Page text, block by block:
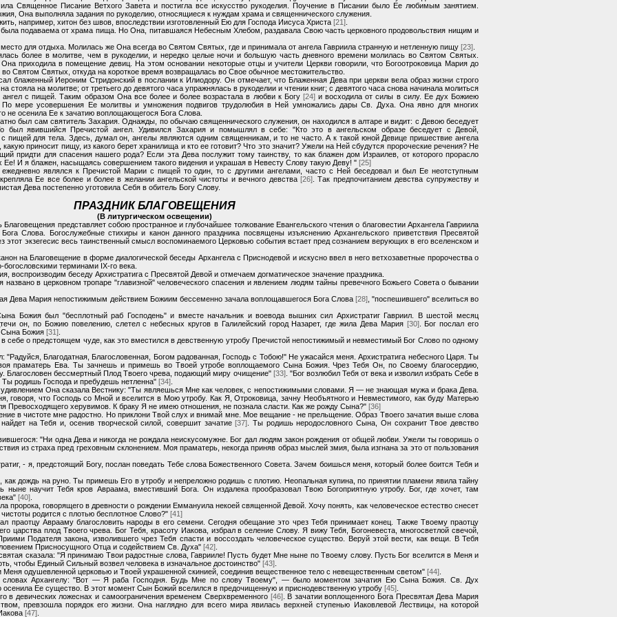
Священное Писание Ветхого Завета и постигла все искусство рукоделия. Поучение в Писании было Ее любимым занятием.
Она выполняла задания по рукоделию, относящиеся к нуждам храма и священнического служения.
например, хитон без швов, впоследствии изготовленный Ею для Господа Иисуса Христа [21]
подаваема от храма пища. Но Она, питавшаяся Небесным Хлебом, раздавала Свою часть церковного продовольствия нищим и
для отдыха. Молилась же Она всегда во Святом Святых, где и принимала от ангела Гавриила странную и нетленную пищу [23]
более в молитве, чем в рукоделии, и нередко целые ночи и большую часть дневного времени молилась во Святом Святых.
Она приходила в помещение девиц. На этом основании некоторые отцы и учители Церкви говорили, что Богоотроковица Мария до
Святом Святых, откуда на короткое время возвращалась во Свое обычное местожительство.
блаженный Иероним Стридонский в послании к Илиодору. Он отмечает, что Блаженная Дева при церкви вела образ жизни строго
стояла на молитве; от третьего до девятого часа упражнялась в рукоделии и чтении книг; с девятого часа снова начинала молиться
с пищей. Таким образом Она все более и более возрастала в любви к Богу [24]и восходила от силы в силу. Ее дух Божиею
По мере усовершения Ее молитвы и умножения подвигов трудолюбия в Ней умножались дары Св. Духа. Она явно для многих
не осенила Ее к зачатию воплощающегося Бога Слова.
был сам святитель Захария. Однажды, по обычаю священнического служения, он находился в алтаре и видит: с Девою беседует
явившийся Пречистой ангел. Удивился Захария и помышлял в себе: "Кто это в ангельском образе беседует с Девой,
пищей для тела. Здесь, думал он, ангелы являются одним священникам, и то не часто. А к такой юной Девице пришествие ангела
приносит пищу, из какого берет хранилища и кто ее готовит? Что это значит? Ужели на Ней сбудутся пророческие речения? Не
придти для спасения нашего рода? Если эта Дева послужит тому таинству, то как блажен дом Израилев, от которого прорасло
Ее! И я блажен, насыщаясь совершением такого видения и украшая в Невесту Слову такую Деву! " [25]
являлся к Пречистой Марии с пищей то один, то с другими ангелами, часто с Ней беседовал и был Ее неотступным
Ее все более и более в желании ангельской чистоты и вечного девства[26] . Так предпочитанием девства супружеству и
Дева постепенно уготовила Себя в обитель Богу Слову.
ПРАЗДНИК БЛАГОВЕЩЕНИЯ
(В литургическом освещении)
представляет собою пространное и глубочайшее толкование Евангельского чтения о благовестии Архангела Гавриила
Слова. Богослужебные стихиры и канон данного праздника посвящены изъяснению Архангельского приветствия Пресвятой
этот экзегесис весь таинственный смысл воспоминаемого Церковью события встает пред сознанием верующих в его вселенском и
на Благовещение в форме диалогической беседы Архангела с Приснодевой и искусно ввел в него ветхозаветные пророчества о
терминами IX-го века.
воспроизводим беседу Архистратига с Пресвятой Девой и отмечаем догматическое значение праздника.
названо в церковном тропаре "главизной" человеческого спасения и явлением людям тайны превечного Божьего Совета о бывании
Дева Мария непостижимым действием Божиим бессеменно зачала воплощавшегося Бога Слова [28], "поспешившего" вселиться во
Божия был "бесплотный раб Господень" и вместе начальник и воевода вышних сил Архистратиг Гавриил. В шестой месяц
он, по Божию повелению, слетел с небесных кругов в Галилейский город Назарет, где жила Дева Мария [30]. Бог послал его
Сына Божия [31]
себе о предстоящем чуде, как это вместился в девственную утробу Пречистой непостижимый и невместимый Бог Слово по одному
"Радуйся, Благодатная, Благословенная, Богом радованная, Господь с Тобою!" Не ужасайся меня. Архистратига небесного Царя. Ты
праматерь Ева. Ты зачнешь и примешь во Твоей утробе воплощаемого Сына Божия. Чрез Тебя Он, по Своему благосердию,
Благословен бессмертный Плод Твоего чрева, подающий миру очищение" [33]. "Бог возлюбил Тебя от века и изволил избрать Себе в
родишь Господа и пребудешь нетленна" [34]
Она сказала Вестнику: "Ты являешься Мне как человек, с непостижимыми словами. Я — не знающая мужа и брака Дева.
говоря, что Господь со Мной и вселится в Мою утробу. Как Я, Отроковица, зачну Необъятного и Невместимого, как буду Матерью
Превосходящего херувимов. К браку Я не имею отношения, не познала сласти. Как же рожду Сына?" [36]
в чистоте мне радостно. Но приклони Твой слух и внимай мне. Мое вещание - не прельщение. Образ Твоего зачатия выше слова
на Тебя и, осенив творческой силой, совершит зачатие[37] . Ты родишь неродословного Сына, Он сохранит Твое девство
"Ни одна Дева и никогда не рождала неискусомужне. Бог дал людям закон рождения от общей любви. Ужели ты говоришь о
из страха пред греховным склонением. Моя праматерь, некогда приняв образ мыслей змия, была изгнана за это от пользования
- я, предстоящий Богу, послан поведать Тебе слова Божественного Совета. Зачем боишься меня, который более боится Тебя и
дождь на руно. Ты примешь Его в утробу и непреложно родишь с плотию. Неопальная купина, по принятии пламени явила тайну
ныне научит Тебя кров Авраама, вместивший Бога. Он издалека прообразовал Твою Богоприятную утробу. Бог, где хочет, там
[40]
пророка, говорящего в древности о рождении Еммануила некоей священной Девой. Хочу понять, как человеческое естество снесет
родится с плотью бесплотное Слово?" [41]
праотцу Аврааму благословить народы в его семени. Сегодня обещание это чрез Тебя принимает конец. Также Твоему праотцу
царства плод Твоего чрева. Бог Тебя, красоту Иакова, избрал в селение Слову. Я вижу Тебя, Богоневеста, многосветлой свечой,
Подателя закона, изволившего чрез Тебя спасти и воссоздать человеческое существо. Веруй этой вести, как вещи. В Тебя
Присносущного Отца и содействием Св. Духа" [42]
сказала: "Я принимаю Твои радостные слова, Гаврииле! Пусть будет Мне ныне по Твоему слову. Пусть Бог вселится в Меня и
чтобы Единый Сильный возвел человека в изначальное достоинство" [43]
одушевленной церковью и Твоей украшенной скинией, соединив вещественное тело с невещественным светом" [44]
словах Архангелу: "Вот — Я раба Господня. Будь Мне по слову Твоему", — было моментом зачатия Ею Сына Божия. Св. Дух
Ее существо. В этот момент Сын Божий вселился в предочищенную и приснодевственную утробу [45]
в девических ложеснах и самоограничения временем Сверхвременного [46]. В зачатии воплощенного Бога Пресвятая Дева Мария
превзошла порядок его жизни. Она наглядно для всего мира явилась верхней ступенью Иаковлевой Лествицы, на которой
[47]